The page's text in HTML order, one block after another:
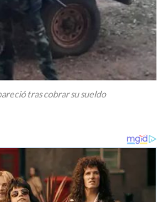
tras cobrar su sueldo